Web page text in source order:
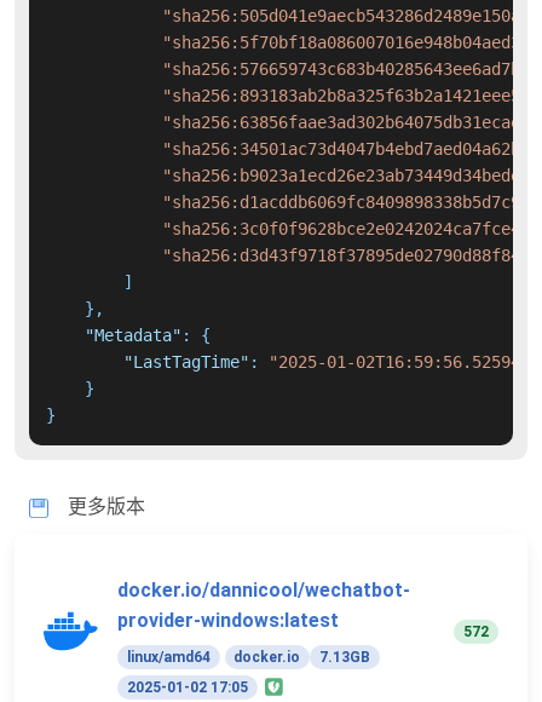
]
} ,
"Metadata" :
{
"LastTagTime" :
"2025-01-
}
}
更多版本
docker.io/dannicool/wechatbot-
provider-windows:latest
linux/amd64 docker.io
7.13GB
2025-01-02 17:05
572